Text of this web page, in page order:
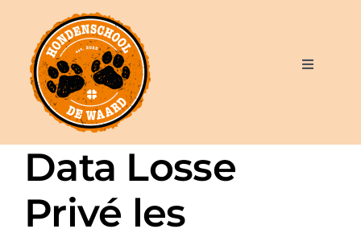
inhoud
Toggle
Aanbod en tarieven
Data Losse
Privé les